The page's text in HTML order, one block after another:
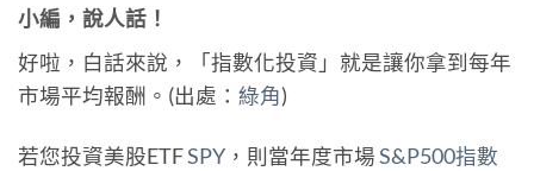
小編，說人話！
好啦，白話來說，「指數化投資」就是讓你拿到每年
市場平均報酬。(出處： 綠角)
若您投資美股ETFSPY ，則當年度市場S&P500指數